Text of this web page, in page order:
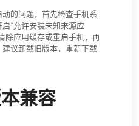
的问题，首先检查手机系
“允许安装未知来源应
除应用缓存或重启手机，再
议卸载旧版本，重新下载
兼容